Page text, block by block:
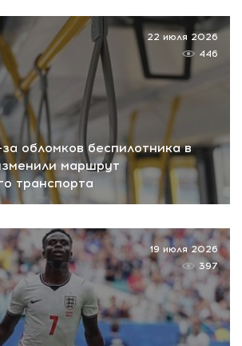
обломков беспилотника в
маршрут
транспорта
22 июля 2026
446
19 июля 2026
397